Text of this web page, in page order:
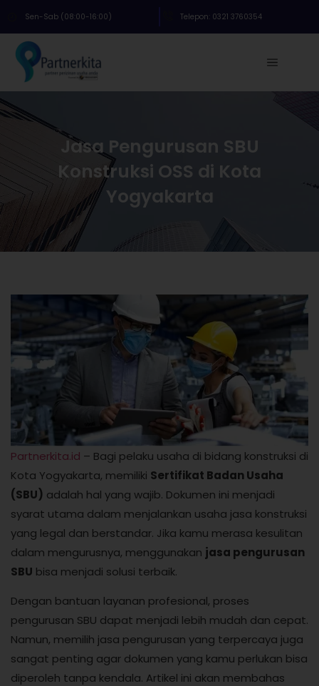
Sen-Sab (08:00-16:00) Telepon: 0321 3760354
Jasa Pengurusan SBU
Konstruksi OSS di Kota
Yogyakarta
Partnerkita.id – Bagi pelaku usaha di bidang konstruksi di
Kota Yogyakarta, memiliki Sertifikat Badan Usaha
(SBU) adalah hal yang wajib. Dokumen ini menjadi
syarat utama dalam menjalankan usaha jasa konstruksi
yang legal dan berstandar. Jika kamu merasa kesulitan
dalam mengurusnya, menggunakan jasa pengurusan
SBU bisa menjadi solusi terbaik.
Dengan bantuan layanan profesional, proses
pengurusan SBU dapat menjadi lebih mudah dan cepat.
Namun, memilih jasa pengurusan yang terpercaya juga
sangat penting agar dokumen yang kamu perlukan bisa
diperoleh tanpa kendala. Artikel ini akan membahas